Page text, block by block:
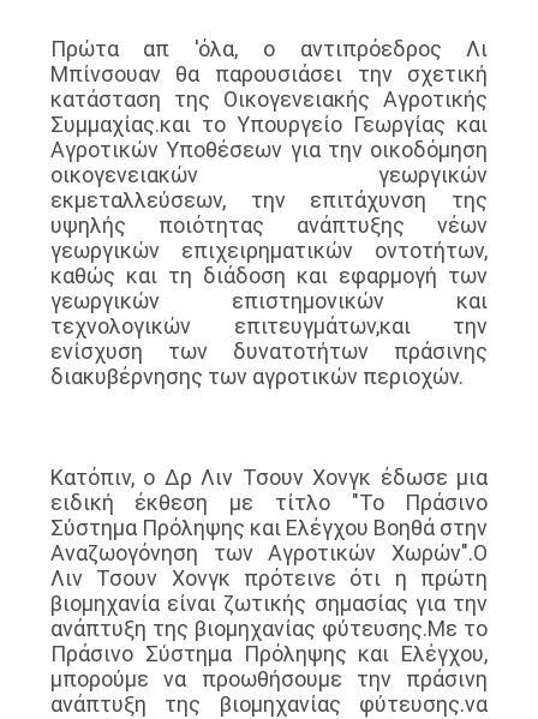
Πρώτα απ 'όλα, ο αντιπρόεδρος Λι
Μπίνσουαν θα παρουσιάσει την σχετική
κατάσταση της Οικογενειακής Αγροτικής
Συμμαχίας.και το Υπουργείο Γεωργίας και
Αγροτικών Υποθέσεων για την οικοδόμηση
οικογενειακών γεωργικών
εκμεταλλεύσεων, την επιτάχυνση της
υψηλής ποιότητας ανάπτυξης νέων
γεωργικών επιχειρηματικών οντοτήτων,
καθώς και τη διάδοση και εφαρμογή των
γεωργικών επιστημονικών και
τεχνολογικών επιτευγμάτων,και την
ενίσχυση των δυνατοτήτων πράσινης
διακυβέρνησης των αγροτικών περιοχών.
Κατόπιν, ο Δρ Λιν Τσουν Χονγκ έδωσε μια
ειδική έκθεση με τίτλο "Το Πράσινο
Σύστημα Πρόληψης και Ελέγχου Βοηθά στην
Αναζωογόνηση των Αγροτικών Χωρών".Ο
Λιν Τσουν Χονγκ πρότεινε ότι η πρώτη
βιομηχανία είναι ζωτικής σημασίας για την
ανάπτυξη της βιομηχανίας φύτευσης.Με το
Πράσινο Σύστημα Πρόληψης και Ελέγχου,
μπορούμε να προωθήσουμε την πράσινη
ανάπτυξη της βιομηχανίας φύτευσης.να